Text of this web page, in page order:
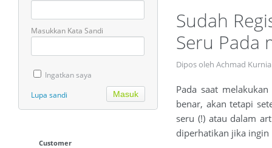
Masukkan Kata Sandi
Ingatkan saya
Lupa sandi
Customer
Sudah
Seru Pada
Dipos oleh Achmad
Pada saat
benar, akan tetapi
seru (!) atau dalam
diperhatikan jika ingin